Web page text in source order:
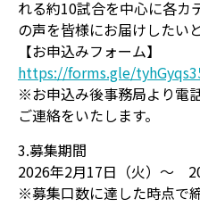
れる約10試合を中心に各カ
の声を皆様にお届けしたい
【お申込みフォーム】
https://forms.gle/
※お申込み後事務局より電
ご連絡をいたします。
3.募集期間
2026年2月17日（火）～
※募集口数に達した時点で